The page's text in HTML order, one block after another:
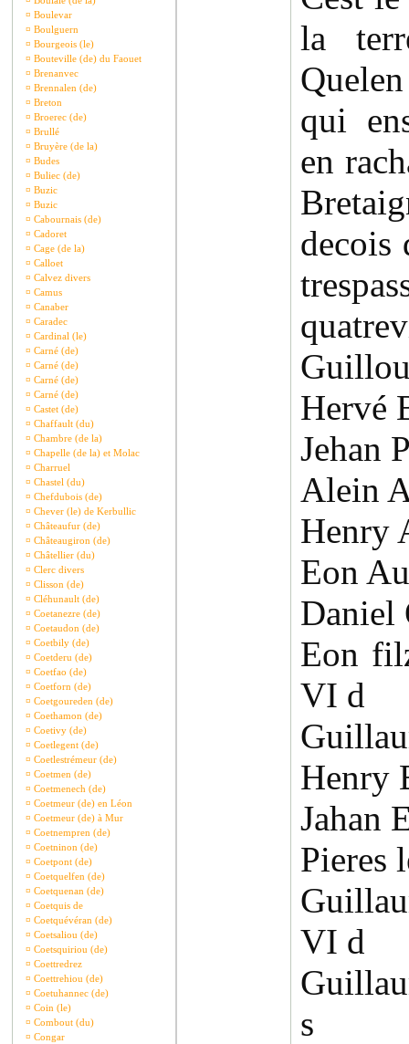
¤ Boulevar
¤ Boulguern
¤ Bourgeois (le)
¤ Bouteville (de) du Faouet
¤ Brenanvec
¤ Brennalen (de)
¤ Breton
¤ Broerec (de)
¤ Brullé
¤ Bruyère (de la)
¤ Budes
¤ Buliec (de)
¤ Buzic
¤ Buzic
¤ Cabournais (de)
¤ Cadoret
¤ Cage (de la)
¤ Calloet
¤ Calvez divers
¤ Camus
¤ Canaber
¤ Caradec
¤ Cardinal (le)
¤ Carné (de)
¤ Carné (de)
¤ Carné (de)
¤ Carné (de)
¤ Castet (de)
¤ Chaffault (du)
¤ Chambre (de la)
¤ Chapelle (de la) et Molac
¤ Charruel
¤ Chastel (du)
¤ Chefdubois (de)
¤ Chever (le) de Kerbullic
¤ Châteaufur (de)
¤ Châteaugiron (de)
¤ Châtellier (du)
¤ Clerc divers
¤ Clisson (de)
¤ Cléhunault (de)
¤ Coetanezre (de)
¤ Coetaudon (de)
¤ Coetbily (de)
¤ Coetderu (de)
¤ Coetfao (de)
¤ Coetforn (de)
¤ Coetgoureden (de)
¤ Coethamon (de)
¤ Coetivy (de)
¤ Coetlegent (de)
¤ Coetlestrémeur (de)
¤ Coetmen (de)
¤ Coetmenech (de)
¤ Coetmeur (de) en Léon
¤ Coetmeur (de) à Mur
¤ Coetnempren (de)
¤ Coetninon (de)
¤ Coetpont (de)
¤ Coetquelfen (de)
¤ Coetquenan (de)
¤ Coetquis de
¤ Coetquévéran (de)
¤ Coetsaliou (de)
¤ Coetsquiriou (de)
¤ Coettredrez
¤ Coettrehiou (de)
¤ Coetuhannec (de)
¤ Coin (le)
¤ Combout (du)
¤ Congar
la
qui
en
decois
Hervé
Jehan
Alein
Henry
Eon
Daniel
Eon
VI d
Henry
Jahan
Pieres
VI d
s